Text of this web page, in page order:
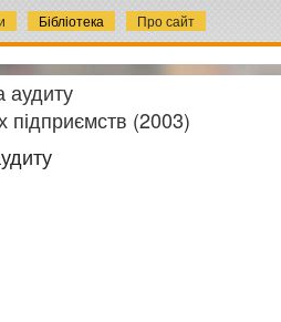
Бібліотека Про сайт
аудиту
підприємств (2003)